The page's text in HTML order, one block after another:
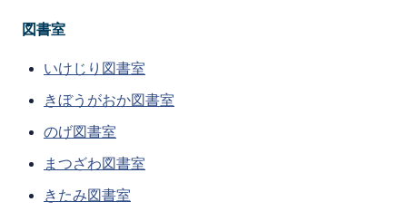
図書室
いけじり図書室
きぼうがおか図書室
のげ図書室
まつざわ図書室
きたみ図書室